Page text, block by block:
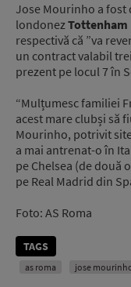
Jose Mourinho a fost
londonez
respectivă că ”va
un contract valabil
prezent pe locul 7 în
“Mulțumesc familiei
acest mare clubși să
Mourinho, potrivit
a mai antrenat-o în
pe Chelsea (de două
pe Real Madrid din
Foto: AS Roma
TAGS
as roma jose